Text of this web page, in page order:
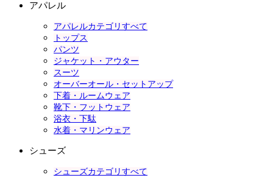
アパレル
アパレルカテゴリすべて
トップス
パンツ
ジャケット・アウター
スーツ
オーバーオール・セットアップ
下着・ルームウェア
靴下・フットウェア
浴衣・下駄
水着・マリンウェア
シューズ
シューズカテゴリすべて